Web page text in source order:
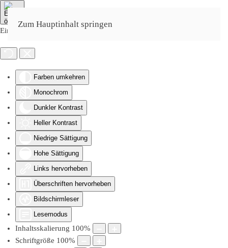
Eingabehilfen öffnen
Farben umkehren
Monochrom
Dunkler Kontrast
Heller Kontrast
Niedrige Sättigung
Hohe Sättigung
Links hervorheben
Überschriften hervorheben
Bildschirmleser
Lesemodus
Inhaltsskalierung 100%
Schriftgröße 100%
Zum Hauptinhalt springen